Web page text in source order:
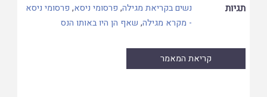
תגיות
נשים בקריאת מגילה, פרסומי ניסא, פרסומי ניסא
- מקרא מגילה, שאף הן היו באותו הנס
קריאת המאמר